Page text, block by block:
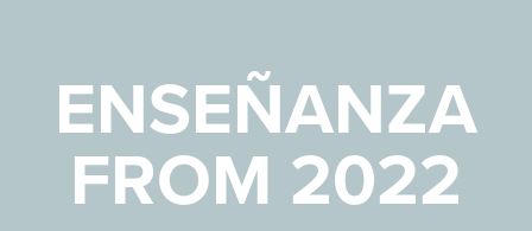
ENSEÑANZA
FROM 2022